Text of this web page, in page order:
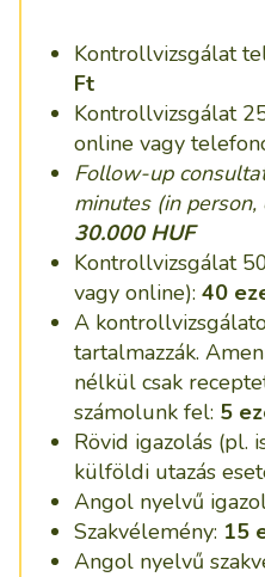
Kontrollvizsgálat
Ft
Kontrollvizsgálat
online vagy
Follow-up
minutes (in
30.000 HUF
Kontrollvizsgálat
vagy online): 40
A
tartalmazzák.
nélkül csak
számolunk fel: 5
Rövid igazolás (pl.
külföldi utazás
Angol nyelvű
Szakvélemény: 15
Angol nyelvű